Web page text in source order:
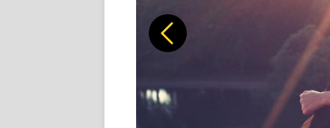
Předchozí